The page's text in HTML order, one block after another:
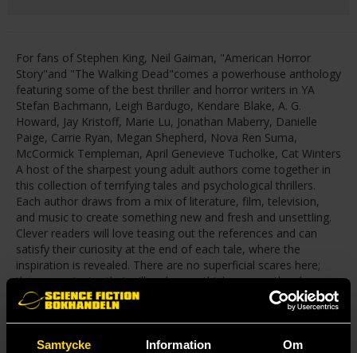
Samtycke Information Om
For fans of Stephen King, Neil Gaiman, "American Horror
Story"and "The Walking Dead"comes a powerhouse anthology
featuring some of the best thriller and horror writers in YA
Stefan Bachmann, Leigh Bardugo, Kendare Blake, A. G.
Howard, Jay Kristoff, Marie Lu, Jonathan Maberry, Danielle
Paige, Carrie Ryan, Megan Shepherd, Nova Ren Suma,
McCormick Templeman, April Genevieve Tucholke, Cat Winters
A host of the sharpest young adult authors come together in
this collection of terrifying tales and psychological thrillers.
Each author draws from a mix of literature, film, television,
and music to create something new and fresh and unsettling.
Clever readers will love teasing out the references and can
satisfy their curiosity at the end of each tale, where the
inspiration is revealed. There are no superficial scares here;
these are stories that will make you think even as they keep
you on the edge of your seat. From blood horror, to the
supernatural, to unsettling, all-too-possible realism, this
collection has something for anyone looking for an absolute
thrill."